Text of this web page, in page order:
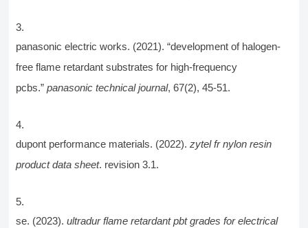
panasonic electric works. (2021). “development of halogen-
free flame retardant substrates for high-frequency
pcbs.”panasonic technical journal, 67(2), 45-51.
dupont performance materials. (2022).zytel fr nylon resin
product data sheet. revision 3.1.
se. (2023).ultradur flame retardant pbt grades for electrical